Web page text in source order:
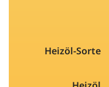
Heizöl-Sorte